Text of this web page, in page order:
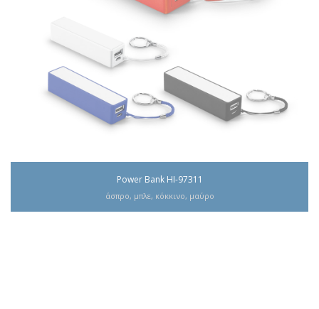
Power Bank HI-97311
άσπρο, μπλε, κόκκινο, μαύρο